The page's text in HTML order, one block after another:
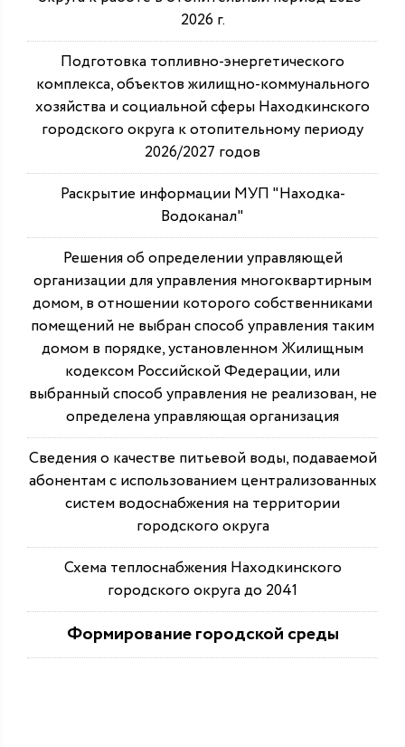
2026 г.
Подготовка топливно-энергетического
комплекса, объектов жилищно-коммунального
хозяйства и социальной сферы Находкинского
городского округа к отопительному периоду
2026/2027 годов
Раскрытие информации МУП "Находка-
Водоканал"
Решения об определении управляющей
организации для управления многоквартирным
домом, в отношении которого собственниками
помещений не выбран способ управления таким
домом в порядке, установленном Жилищным
кодексом Российской Федерации, или
выбранный способ управления не реализован, не
определена управляющая организация
Сведения о качестве питьевой воды, подаваемой
абонентам с использованием централизованных
систем водоснабжения на территории
городского округа
Схема теплоснабжения Находкинского
городского округа до 2041
Формирование городской среды